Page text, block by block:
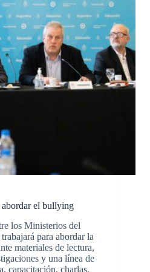
abordar el bullying
los Ministerios del
para abordar la
materiales de lectura,
y una línea de
capacitación, charlas,